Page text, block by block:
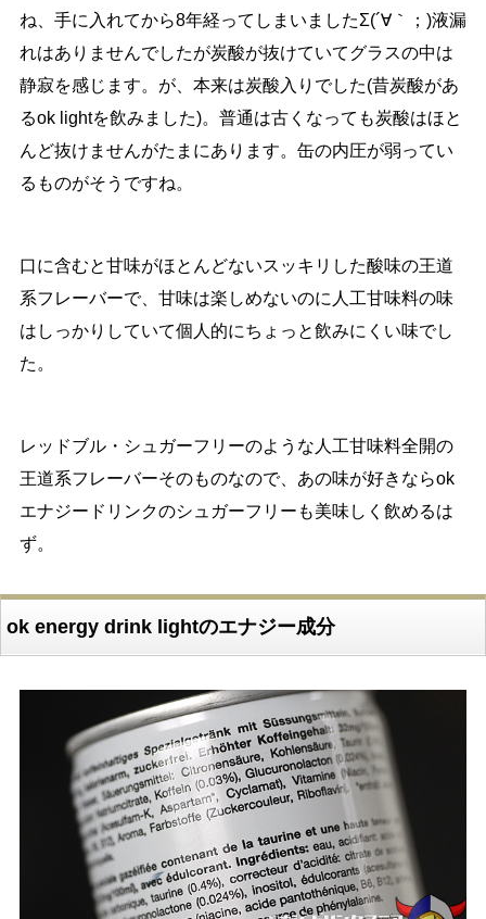
ね、手に入れてから8年経ってしまいましたΣ(´∀｀；)液漏
れはありませんでしたが炭酸が抜けていてグラスの中は
静寂を感じます。が、本来は炭酸入りでした(昔炭酸があ
るok lightを飲みました)。普通は古くなっても炭酸はほと
んど抜けませんがたまにあります。缶の内圧が弱ってい
るものがそうですね。
口に含むと甘味がほとんどないスッキリした酸味の王道
系フレーバーで、甘味は楽しめないのに人工甘味料の味
はしっかりしていて個人的にちょっと飲みにくい味でし
た。
レッドブル・シュガーフリーのような人工甘味料全開の
王道系フレーバーそのものなので、あの味が好きならok
エナジードリンクのシュガーフリーも美味しく飲めるは
ず。
ok energy drink lightのエナジー成分